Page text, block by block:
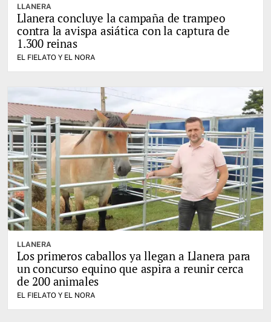
LLANERA
Llanera concluye la campaña de trampeo
contra la avispa asiática con la captura de
1.300 reinas
EL FIELATO Y EL NORA
LLANERA
Los primeros caballos ya llegan a Llanera para
un concurso equino que aspira a reunir cerca
de 200 animales
EL FIELATO Y EL NORA